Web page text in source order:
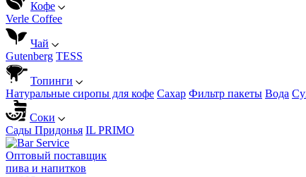
Кофе
Verle Coffee
Чай
Gutenberg TESS
Топинги
Натуральные сиропы для кофе Сахар Фильтр пакеты Вода
Соки
Сады Придонья IL PRIMO
Оптовый поставщик
пива и напитков